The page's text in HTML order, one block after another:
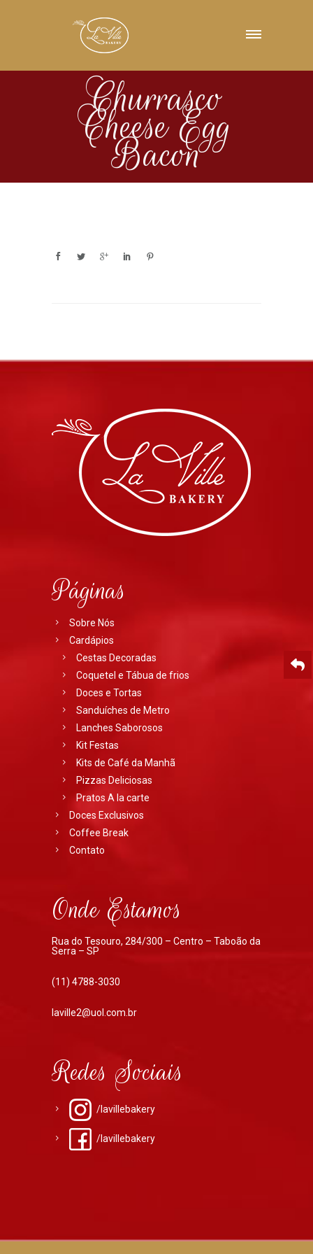
Churrasco
Cheese Egg
Bacon
Páginas
Sobre Nós
Cardápios
Cestas Decoradas
Coquetel e Tábua de frios
Doces e Tortas
Sanduíches de Metro
Lanches Saborosos
Kit Festas
Kits de Café da Manhã
Pizzas Deliciosas
Pratos A la carte
Doces Exclusivos
Coffee Break
Contato
Onde Estamos
Rua do Tesouro, 284/300 – Centro – Taboão da
Serra – SP
(11) 4788-3030
laville2@uol.com.br
Redes Sociais
/lavillebakery
/lavillebakery